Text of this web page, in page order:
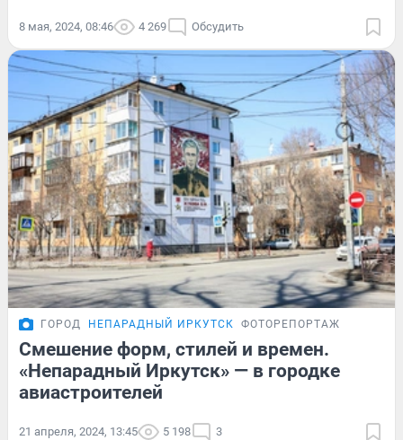
8 мая, 2024, 08:46 4 269 Обсудить
ГОРОД НЕПАРАДНЫЙ ИРКУТСК ФОТОРЕПОРТАЖ
Смешение форм, стилей и времен.
«Непарадный Иркутск» — в городке
авиастроителей
21 апреля, 2024, 13:45 5 198 3